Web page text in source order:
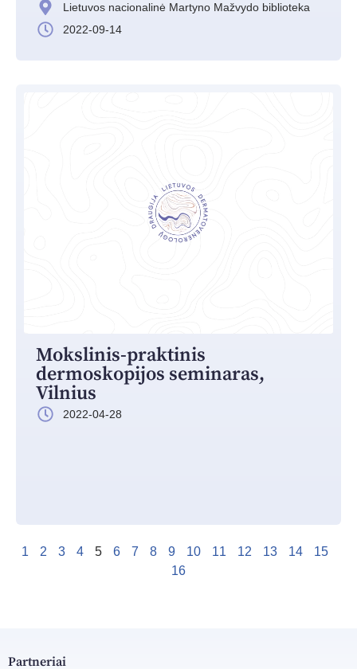
Lietuvos nacionalinė Martyno Mažvydo biblioteka
2022-09-14
Mokslinis-praktinis
dermoskopijos seminaras,
Vilnius
2022-04-28
1 2 3 4 5 6 7 8 9 10 11 12 13 14
15
16
Partneriai